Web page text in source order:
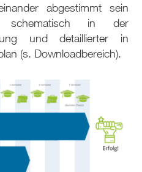
abgestimmt sein
in der
und detaillierter in
(s. Downloadbereich).